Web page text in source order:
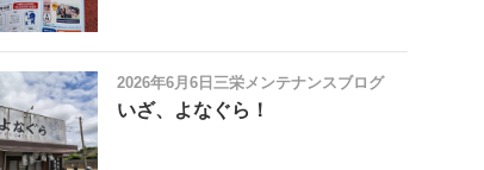
2026年6月6日 三栄メンテナンスブログ
いざ、よなぐら！